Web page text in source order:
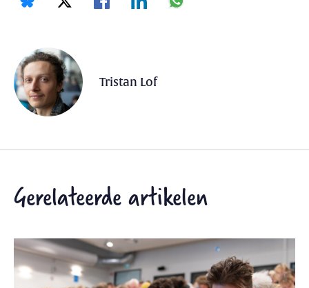
Tristan Lof
Gerelateerde artikelen